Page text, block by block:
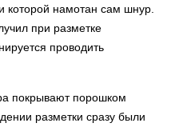
которой намотан сам шнур.
при разметке
проводить
покрывают порошком
разметки сразу были